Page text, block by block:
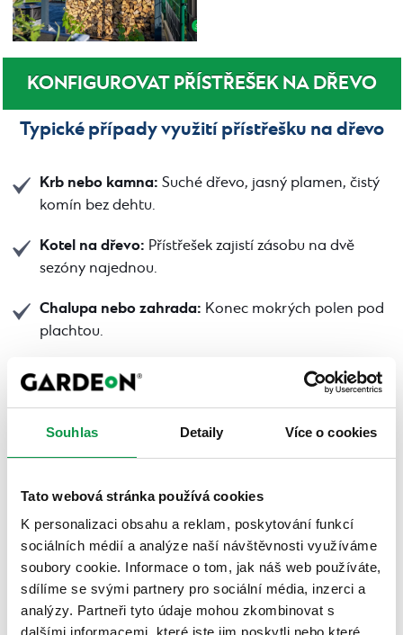
Souhlas Detaily Více o cookies
Tato webová stránka používá cookies
K personalizaci obsahu a reklam, poskytování funkcí
sociálních médií a analýze naší návštěvnosti využíváme
soubory cookie. Informace o tom, jak náš web používáte,
sdílíme se svými partnery pro sociální média, inzerci a
analýzy. Partneři tyto údaje mohou zkombinovat s
dalšími informacemi, které jste jim poskytli nebo které
KONFIGUROVAT PŘÍSTŘEŠEK NA DŘEVO
Typické případy využití přístřešku na dřevo
Krb nebo kamna: Suché dřevo, jasný plamen, čistý
komín bez dehtu.
Kotel na dřevo: Přístřešek zajistí zásobu na dvě
sezóny najednou.
Chalupa nebo zahrada: Konec mokrých polen pod
plachtou.
Nový dům:Sklad dřeva hned od začátku, bez
provizorních řešení.
Kombinace se zahradním domkem
Modulární
prodloužení pod jednou střechou s jedním
Fotovoltika : Sklad dřeva i výroba elektřiny pod
jednou střechou. Konstrukci upravíme na
potřebnou nosnost na vyžádání.